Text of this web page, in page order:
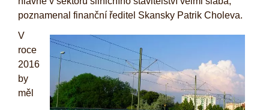
poznamenal finanční ředitel Skansky Patrik Choleva.
V
roce
2016
by
měl